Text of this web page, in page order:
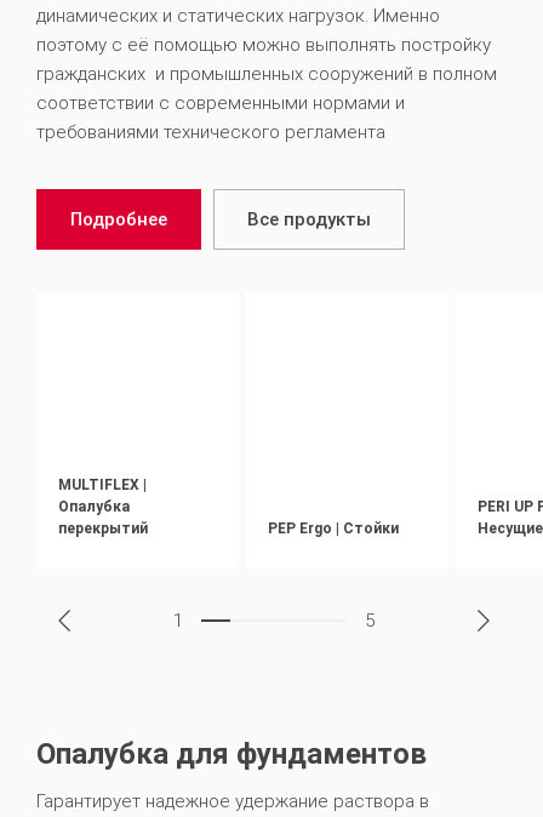
динамических и статических нагрузок. Именно
поэтому с её помощью можно выполнять постройку
гражданских и промышленных сооружений в полном
соответствии с современными нормами и
требованиями технического регламента
Подробнее Все продукты
MULTIFLEX |
Опалубка
перекрытий
PEP Ergo | Стойки
PERI UP
1 5
Опалубка для фундаментов
Гарантирует надежное удержание раствора в